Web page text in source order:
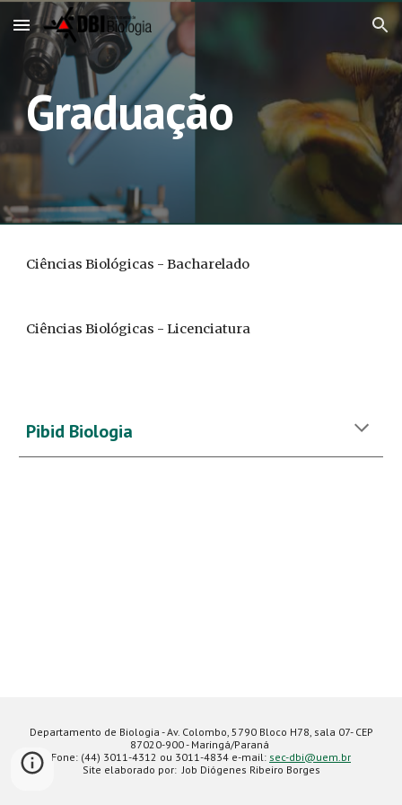
Skip to main content Skip to navigation
Graduação
Ciências Biológicas - Bacharelado
Ciências Biológicas - Licenciatura
Pibid Biologia
Departamento de Biologia - Av. Colombo, 5790 Bloco H78, sala 07- CEP
87020-900 - Maringá/Paraná
Fone: (44) 3011-4312 ou 3011-4834 e-mail: sec-dbi@uem.br
Site elaborado por: Job Diógenes Ribeiro Borges